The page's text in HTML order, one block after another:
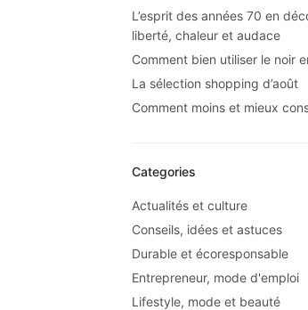
L’esprit des années 70 en
liberté, chaleur et audace
Comment bien utiliser le noir
La sélection shopping d’août
Comment moins et mieux
Categories
Actualités et culture
Conseils, idées et astuces
Durable et écoresponsable
Entrepreneur, mode d'emploi
Lifestyle, mode et beauté